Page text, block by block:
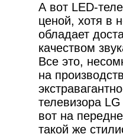
А вот LED-
ценой, хотя в
обладает
качеством
Все это,
на
телевизора
вот на
такой же